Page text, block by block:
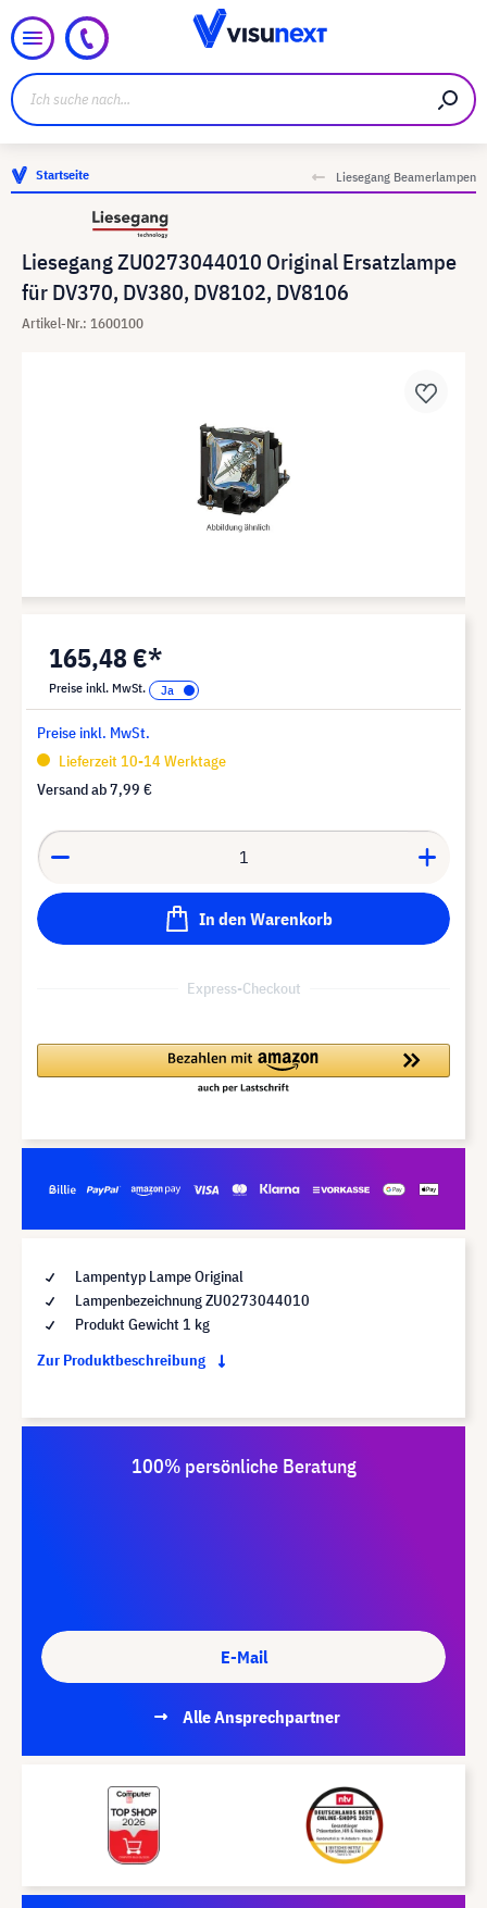
Startseite Liesegang Beamerlampen
Liesegang ZU0273044010 Original Ersatzlampe
für DV370, DV380, DV8102, DV8106
Artikel-Nr.: 1600100
165,48 €*
Preise inkl. MwSt.
Preise inkl. MwSt.
Lieferzeit 10-14 Werktage
Versand ab7,99 €
In den Warenkorb
Express-Checkout
Lampentyp Lampe Original
Lampenbezeichnung ZU0273044010
Produkt Gewicht 1 kg
Zur Produktbeschreibung
100% persönliche Beratung
E-Mail
Alle Ansprechpartner